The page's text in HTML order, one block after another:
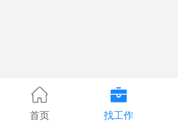
首页 找工作